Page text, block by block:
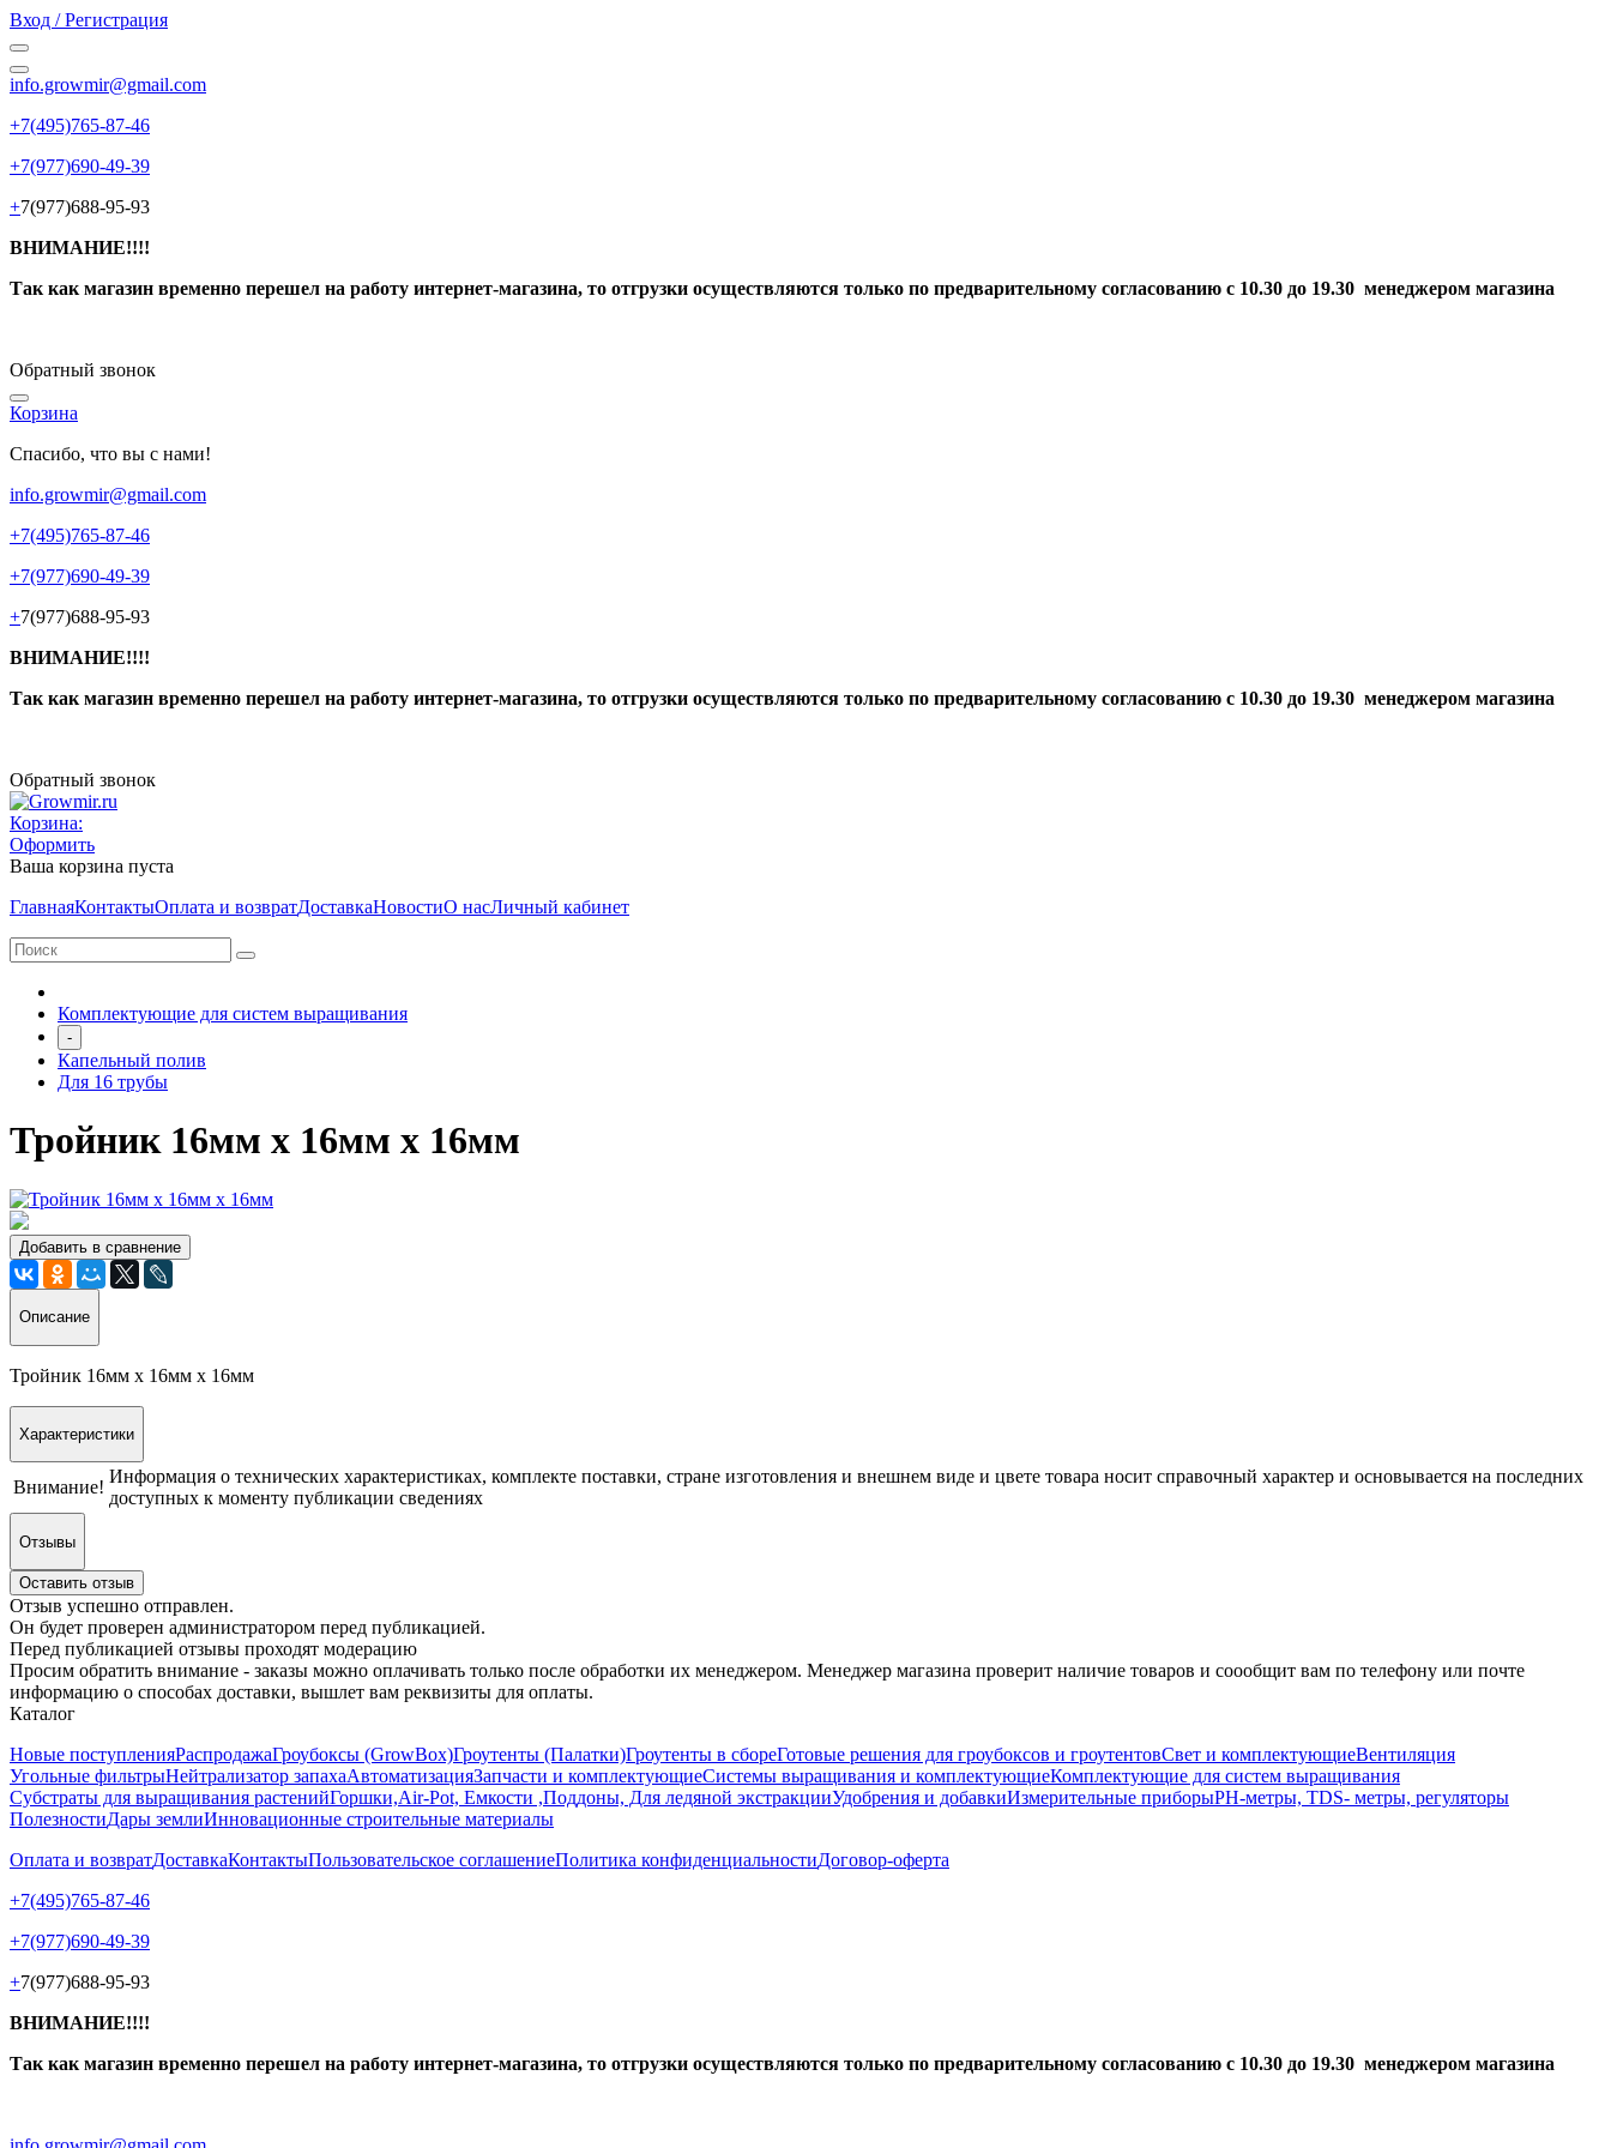
Вход / Регистрация
info.growmir@gmail.com
+7(495)765-87-46
+7(977)690-49-39
+7(977)688-95-93
ВНИМАНИЕ!!!!
Так как магазин временно перешел на работу интернет-магазина, то отгрузки осуществляются только по предварительному согласованию с 10.30 до 19.30 менеджером магазина
Обратный звонок
Корзина
Спасибо, что вы с нами!
info.growmir@gmail.com
+7(495)765-87-46
+7(977)690-49-39
+7(977)688-95-93
ВНИМАНИЕ!!!!
Так как магазин временно перешел на работу интернет-магазина, то отгрузки осуществляются только по предварительному согласованию с 10.30 до 19.30 менеджером магазина
Обратный звонок
Корзина:
Оформить
Ваша корзина пуста
ГлавнаяКонтактыОплата и возвратДоставкаНовостиО насЛичный кабинет
Комплектующие для систем выращивания
-
Капельный полив
Для 16 трубы
Тройник 16мм х 16мм х 16мм
Добавить в сравнение
Описание
Тройник 16мм х 16мм х 16мм
Характеристики
Внимание!
Информация о технических характеристиках, комплекте поставки, стране изготовления и внешнем виде и цвете товара носит справочный характер и основывается на последних
доступных к моменту публикации сведениях
Отзывы
Оставить отзыв
Отзыв успешно отправлен.
Он будет проверен администратором перед публикацией.
Перед публикацией отзывы проходят модерацию
Просим обратить внимание - заказы можно оплачивать только после обработки их менеджером. Менеджер магазина проверит наличие товаров и соообщит вам по телефону или почте
информацию о способах доставки, вышлет вам реквизиты для оплаты.
Каталог
Новые поступленияРаспродажаГроубоксы (GrowBox)Гроутенты (Палатки)Гроутенты в сбореГотовые решения для гроубоксов и гроутентовСвет и комплектующиеВентиляция
Угольные фильтрыНейтрализатор запахаАвтоматизацияЗапчасти и комплектующиеСистемы выращивания и комплектующиеКомплектующие для систем выращивания
Субстраты для выращивания растенийГоршки,Air-Pot, Емкости ,Поддоны, Для ледяной экстракцииУдобрения и добавкиИзмерительные приборыРН-метры, TDS- метры, регуляторы
ПолезностиДары землиИнновационные строительные материалы
Оплата и возвратДоставкаКонтактыПользовательское соглашениеПолитика конфиденциальностиДоговор-оферта
+7(495)765-87-46
+7(977)690-49-39
+7(977)688-95-93
ВНИМАНИЕ!!!!
Так как магазин временно перешел на работу интернет-магазина, то отгрузки осуществляются только по предварительному согласованию с 10.30 до 19.30 менеджером магазина